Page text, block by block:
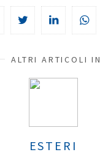
ALTRI ARTICOLI IN
ESTERI